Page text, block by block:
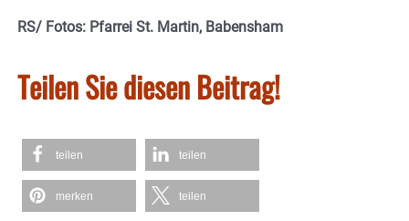
RS/ Fotos: Pfarrei St. Martin, Babensham
Teilen Sie diesen Beitrag!
teilen teilen
merken teilen